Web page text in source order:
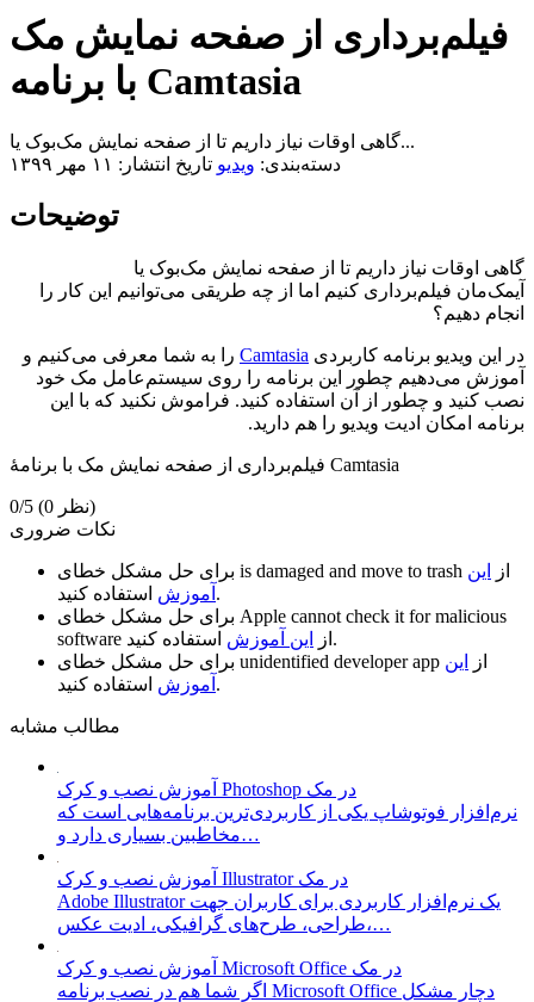
فیلم‌برداری از صفحه نمایش مک
با برنامه Camtasia
گاهی اوقات نیاز داریم تا از صفحه نمایش مک‌بوک‌ یا...
دسته‌بندی: ویدیو تاریخ انتشار: ۱۱ مهر ۱۳۹۹
توضیحات
گاهی اوقات نیاز داریم تا از صفحه نمایش مک‌بوک‌ یا
آیمک‌مان فیلم‌برداری کنیم اما از چه طریقی می‌توانیم این کار را
انجام دهیم؟
در این ویدیو برنامه کاربردی Camtasia را به شما معرفی می‌کنیم و
آموزش می‌دهیم چطور این برنامه را روی سیستم‌عامل مک خود
نصب کنید و چطور از آن استفاده کنید. فراموش نکنید که با این
برنامه امکان ادیت ویدیو را هم دارید.
فیلم‌برداری از صفحه نمایش مک با برنامۀ Camtasia
0/5
(0 نظر)
نکات ضروری
is damaged and move to trash از
این
آموزش استفاده کنید.
Apple cannot check it for malicious
software
از این آموزش
استفاده کنید.
unidentified developer app از
این
آموزش استفاده کنید.
مطالب مشابه
آموزش نصب و کرک Photoshop در مک
نرم‌افزار فوتوشاپ یکی از کاربردی‌ترین برنامه‌هایی است که
مخاطبین بسیاری دارد و…
آموزش نصب و کرک Illustrator در مک
Adobe Illustrator یک نرم‌افزار کاربردی برای کاربران جهت
طراحی، طرح‌های گرافیکی، ادیت عکس،…
آموزش نصب و کرک Microsoft Office در مک
اگر شما هم در نصب برنامه Microsoft Office دچار مشکل